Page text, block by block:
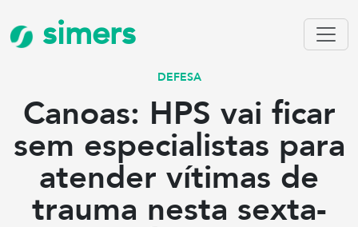
simers
DEFESA
Canoas: HPS vai ficar
sem especialistas para
atender vítimas de
trauma nesta sexta-